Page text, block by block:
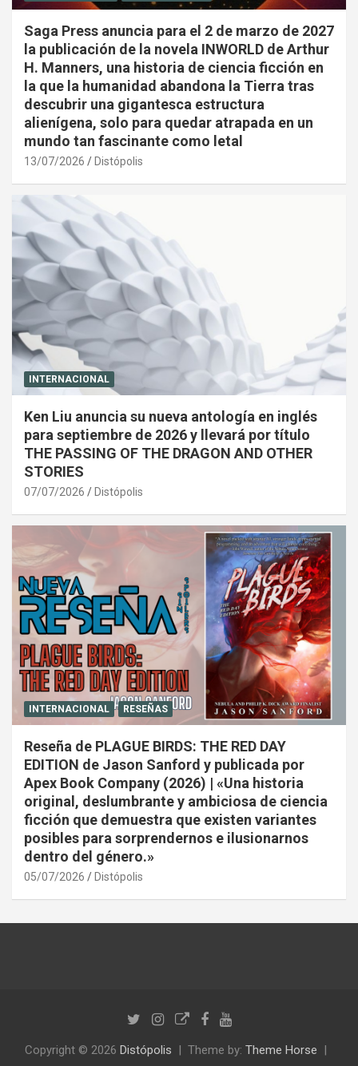
Saga Press anuncia para el 2 de marzo de 2027
la publicación de la novela INWORLD de Arthur
H. Manners, una historia de ciencia ficción en
la que la humanidad abandona la Tierra tras
descubrir una gigantesca estructura
alienígena, solo para quedar atrapada en un
mundo tan fascinante como letal
13/07/2026 Distópolis
INTERNACIONAL
Ken Liu anuncia su nueva antología en inglés
para septiembre de 2026 y llevará por título
THE PASSING OF THE DRAGON AND OTHER
STORIES
07/07/2026 Distópolis
INTERNACIONAL RESEÑAS
Reseña de PLAGUE BIRDS: THE RED DAY
EDITION de Jason Sanford y publicada por
Apex Book Company (2026) | «Una historia
original, deslumbrante y ambiciosa de ciencia
ficción que demuestra que existen variantes
posibles para sorprendernos e ilusionarnos
dentro del género.»
05/07/2026 Distópolis
Copyright © 2026 Distópolis Theme by: Theme Horse